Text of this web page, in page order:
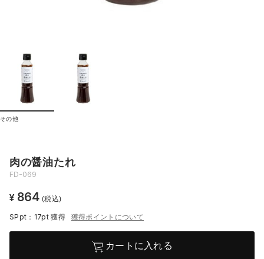
その他
肉の醤油たれ
FD-069
¥ 864 (税込)
SPpt：17pt獲得 獲得ポイントについて
カートに入れる